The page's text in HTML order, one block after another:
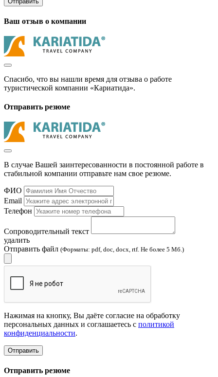
Ваш отзыв о компании
Спасибо, что вы нашли время для отзыва о работе
туристической компании «Кариатида».
Отправить резюме
В случае Вашей заинтересованности в постоянной работе в
стабильной компании отправьте нам свое резюме.
ФИО
Email
Телефон
Сопроводительный текст
удалить
Отправить файл (Форматы: pdf, doc, docx, rtf. Не более 5 Мб.)
Нажимая на кнопку, Вы даёте согласие на обработку
персональных данных и соглашаетесь с политикой
конфиденциальности.
Отправить
Отправить резюме